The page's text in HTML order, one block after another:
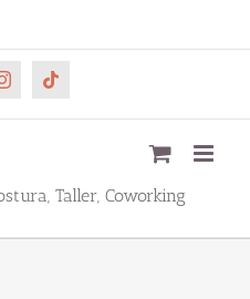
InstagramTiktok
Taller, Coworking